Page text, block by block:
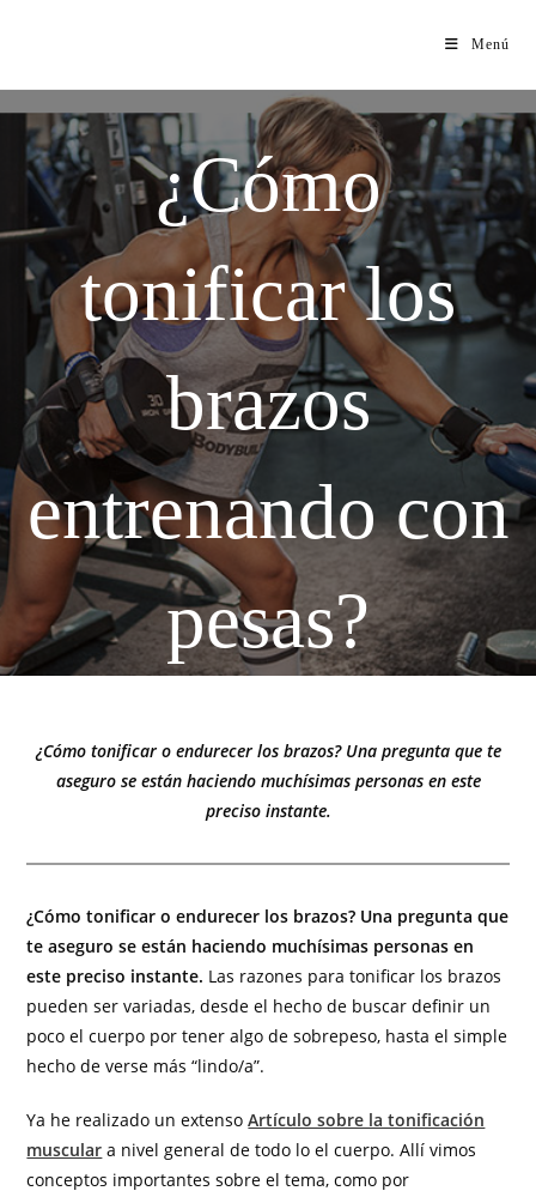
Menú
¿Cómo
tonificar los
brazos
entrenando con
pesas?
¿Cómo tonificar o endurecer los brazos? Una pregunta que te
aseguro se están haciendo muchísimas personas en este
preciso instante.
¿Cómo tonificar o endurecer los brazos? Una pregunta que
te aseguro se están haciendo muchísimas personas en
este preciso instante. Las razones para tonificar los brazos
pueden ser variadas, desde el hecho de buscar definir un
poco el cuerpo por tener algo de sobrepeso, hasta el simple
hecho de verse más “lindo/a”.
Ya he realizado un extensoArtículo sobre la tonificación
muscular a nivel general de todo lo el cuerpo. Allí vimos
conceptos importantes sobre el tema, como por